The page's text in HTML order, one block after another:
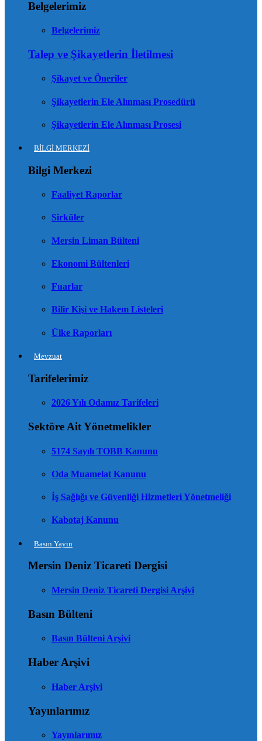
Belgelerimiz
Belgelerimiz
Talep ve Şikayetlerin İletilmesi
Şikayet ve Öneriler
Şikayetlerin Ele Alınması Prosedürü
Şikayetlerin Ele Alınması Prosesi
BİLGİ MERKEZİ
Bilgi Merkezi
Faaliyet Raporlar
Sirküler
Mersin Liman Bülteni
Ekonomi Bültenleri
Fuarlar
Bilir Kişi ve Hakem Listeleri
Ülke Raporları
Mevzuat
Tarifelerimiz
2026 Yılı Odamız Tarifeleri
Sektöre Ait Yönetmelikler
5174 Sayılı TOBB Kanunu
Oda Muamelat Kanunu
İş Sağlığı ve Güvenliği Hizmetleri Yönetmeliği
Kabotaj Kanunu
Basın Yayın
Mersin Deniz Ticareti Dergisi
Mersin Deniz Ticareti Dergisi Arşivi
Basın Bülteni
Basın Bülteni Arşivi
Haber Arşivi
Haber Arşivi
Yayınlarımız
Yayınlarımız